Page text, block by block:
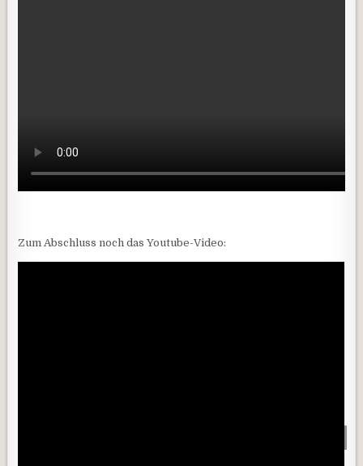
Zum Abschluss noch das Youtube-Video: